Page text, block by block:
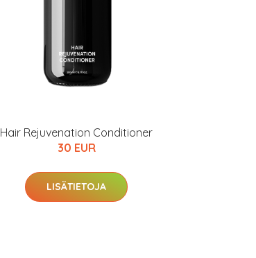
Hair Rejuvenation Conditioner
30 EUR
LISÄTIETOJA